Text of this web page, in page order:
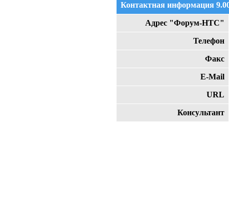
Контактная информация
Адрес "Форум-НТС"
Телефон
Факс
E-Mail
URL
Консультант